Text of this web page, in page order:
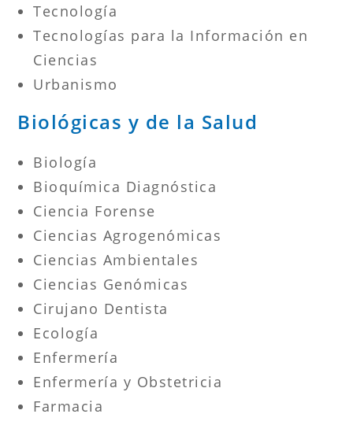
Tecnología
Tecnologías para la Información en
Ciencias
Urbanismo
Biológicas y de la Salud
Biología
Bioquímica Diagnóstica
Ciencia Forense
Ciencias Agrogenómicas
Ciencias Ambientales
Ciencias Genómicas
Cirujano Dentista
Ecología
Enfermería
Enfermería y Obstetricia
Farmacia